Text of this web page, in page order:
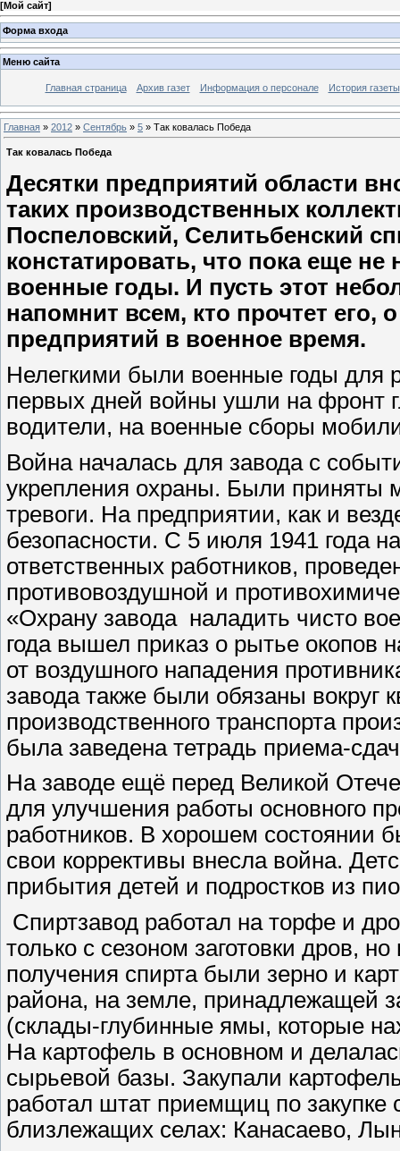
[Мой сайт]
Форма входа
Меню сайта
Главная страница Архив газет Информация о персонале История газеты
Главная » 2012 » Сентябрь » 5 » Так ковалась Победа
Так ковалась Победа
Десятки предприятий области
таких производственных
Поспеловский, Селитьбенский
констатировать, что пока еще
военные годы. И пусть этот
напомнит всем, кто прочтет его,
предприятий в военное время.
Нелегкими были военные годы для
первых дней войны ушли на фронт
водители, на военные сборы
Война началась для завода с
укрепления охраны. Были приняты
тревоги. На предприятии, как и
безопасности. С 5 июля 1941 года
ответственных работников,
противовоздушной и
«Охрану завода наладить чисто
года вышел приказ о рытье окопов
от воздушного нападения
завода также были обязаны вокруг
производственного транспорта
была заведена тетрадь приема-
На заводе ещё перед Великой
для улучшения работы основного
работников. В хорошем состоянии
свои коррективы внесла война.
прибытия детей и подростков из
Спиртзавод работал на торфе и
только с сезоном заготовки дров,
получения спирта были зерно и
района, на земле, принадлежащей
(склады-глубинные ямы, которые
На картофель в основном и
сырьевой базы. Закупали
работал штат приемщиц по закупке
близлежащих селах: Канасаево,